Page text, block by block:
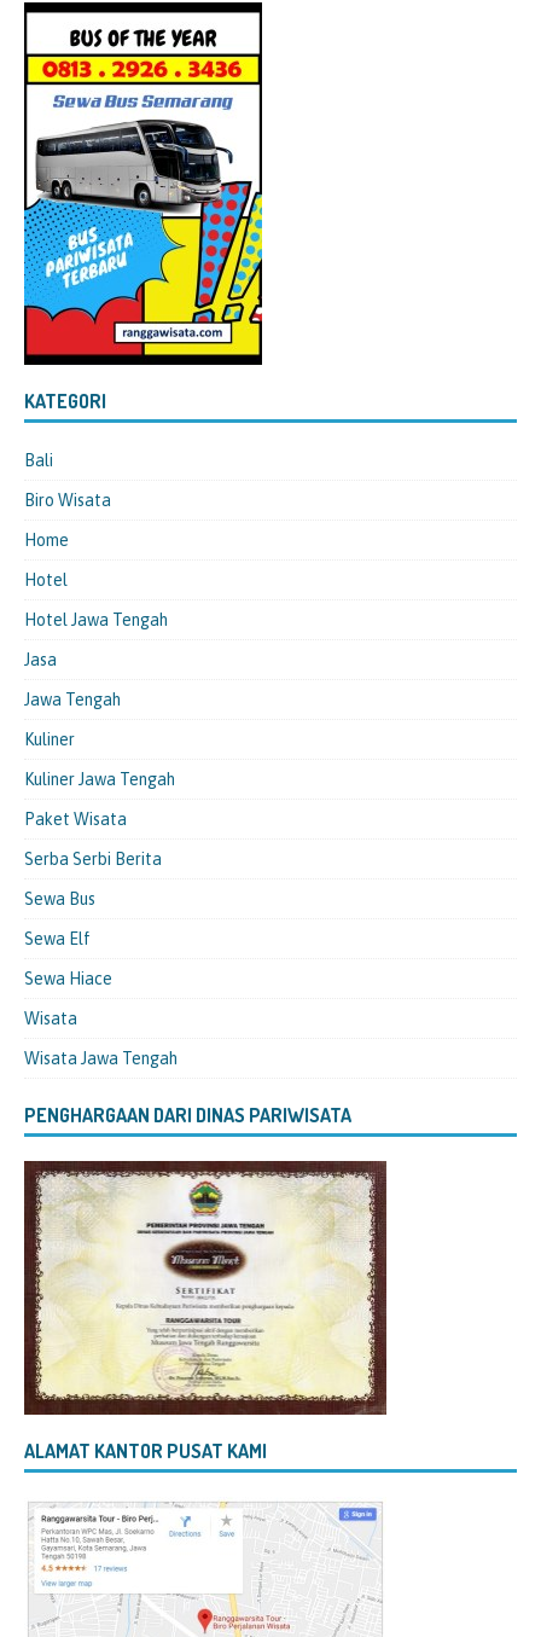
KATEGORI
Bali
Biro Wisata
Home
Hotel
Hotel Jawa Tengah
Jasa
Jawa Tengah
Kuliner
Kuliner Jawa Tengah
Paket Wisata
Serba Serbi Berita
Sewa Bus
Sewa Elf
Sewa Hiace
Wisata
Wisata Jawa Tengah
PENGHARGAAN DARI DINAS PARIWISATA
ALAMAT KANTOR PUSAT KAMI